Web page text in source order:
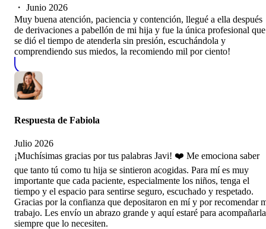
・ Junio 2026
Muy buena atención, paciencia y contención, llegué a ella después
de derivaciones a pabellón de mi hija y fue la única profesional que
se dió el tiempo de atenderla sin presión, escuchándola y
comprendiendo sus miedos, la recomiendo mil por ciento!
Respuesta de Fabiola
Julio 2026
¡Muchísimas gracias por tus palabras Javi! ❤️ Me emociona saber
que tanto tú como tu hija se sintieron acogidas. Para mí es muy
importante que cada paciente, especialmente los niños, tenga el
tiempo y el espacio para sentirse seguro, escuchado y respetado.
Gracias por la confianza que depositaron en mí y por recomendar
trabajo. Les envío un abrazo grande y aquí estaré para
siempre que lo necesiten.